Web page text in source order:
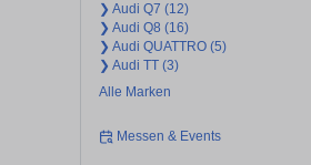
❯ Audi Q7 (12)
❯ Audi Q8 (16)
❯ Audi QUATTRO (5)
❯ Audi TT (3)
Alle Marken
Messen & Events